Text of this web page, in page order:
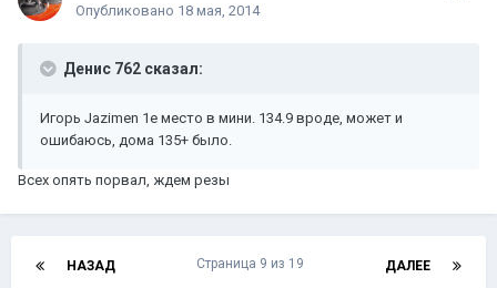
Опубликовано 18 мая, 2014
Денис 762 сказал:
Игорь Jazimen 1е место в мини. 134.9 вроде, может и
ошибаюсь, дома 135+ было.
Всех опять порвал, ждем резы
НАЗАД ДАЛЕЕ
Страница 9 из 19